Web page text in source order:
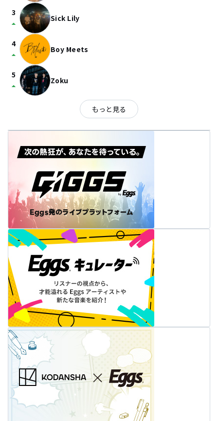
3
arrow_drop_up Sick Lily
4
arrow_drop_up Boy Meets
5
arrow_drop_up Zoku
もっと見る